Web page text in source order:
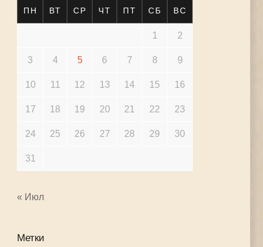
ПН ВТ СР ЧТ ПТ СБ ВС
1 2
3 4 5 6 7 8 9
10 11 12 13 14 15 16
17 18 19 20 21 22 23
24 25 26 27 28 29 30
31
« Июл
Метки